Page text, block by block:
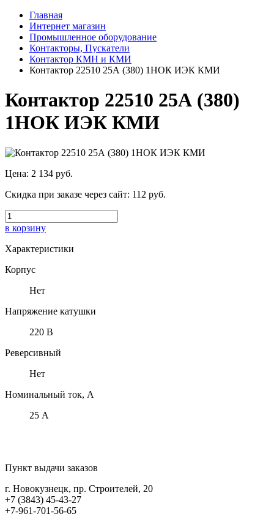
Главная
Интернет магазин
Промышленное оборудование
Контакторы, Пускатели
Контактор КМН и КМИ
Контактор 22510 25А (380) 1НОК ИЭК КМИ
Контактор 22510 25А (380)
1НОК ИЭК КМИ
Цена: 2 134 руб.
Скидка при заказе через сайт: 112 руб.
в корзину
Характеристики
Корпус
Нет
Напряжение катушки
220 В
Реверсивный
Нет
Номинальный ток, А
25 А
Пункт выдачи заказов
г. Новокузнецк, пр. Строителей, 20
+7 (3843) 45-43-27
+7-961-701-56-65